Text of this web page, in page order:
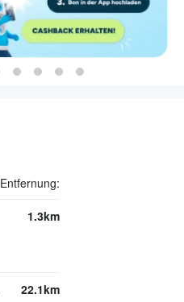
Entfernung:
1.3km
22.1km